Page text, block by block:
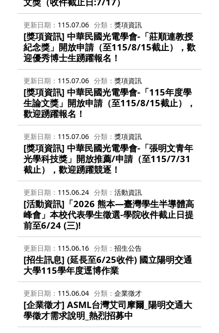
更新日期 115.07.06 分類 獎項資訊
[獎項資訊] 中華民國光電學會-「莊順連教授
紀念獎」開放申請（至115/8/15截止），歡
迎優秀博士生踴躍報名！
更新日期 115.07.06 分類 獎項資訊
[獎項資訊] 中華民國光電學會-「115年度學
生論文獎」開放申請（至115/8/15截止），
歡迎踴躍報名！
更新日期 115.07.06 分類 獎項資訊
[獎項資訊] 中華民國光電學會-「張明文青年
光學科技獎」開放推薦/申請（至115/7/31
截止），歡迎踴躍競逐！
更新日期 115.06.24 分類 活動資訊
[活動資訊]「2026 熊本—臺灣學生半導體高
峰會」本校代表學生徵選-學院收件截止日提
前至6/24 (三)!
更新日期 115.06.16 分類 招生公告
[招生訊息] (延長至6/25收件) 國立陽明交通
大學115學年度逕博作業
更新日期 115.06.04 分類 企業徵才
[企業徵才] ASML台灣艾司摩爾_陽明交通大
學徵才需求說明_熱烈招募中